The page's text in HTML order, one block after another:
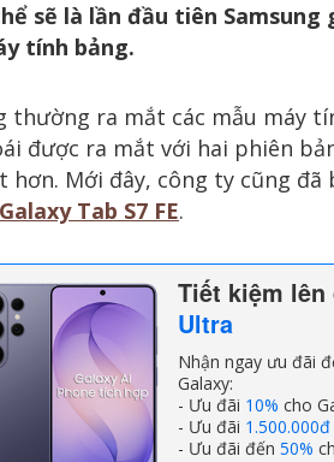
sẽ là lần đầu tiên
tính bảng.
thường ra mắt các mẫu máy
được ra mắt với hai phiên
Mới đây, công ty cũng
Galaxy Tab S7 FE.
Tiết kiệm lên
Ultra
Nhận ngay ưu đãi
Galaxy:
- Ưu đãi 10% cho
- Ưu đãi 1.500.000đ
- Ưu đãi đến 50%